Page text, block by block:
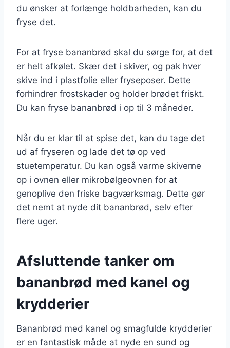
du ønsker at forlænge holdbarheden, kan du
fryse det.
For at fryse bananbrød skal du sørge for, at det
er helt afkølet. Skær det i skiver, og pak hver
skive ind i plastfolie eller fryseposer. Dette
forhindrer frostskader og holder brødet friskt.
Du kan fryse bananbrød i op til 3 måneder.
Når du er klar til at spise det, kan du tage det
ud af fryseren og lade det tø op ved
stuetemperatur. Du kan også varme skiverne
op i ovnen eller mikrobølgeovnen for at
genoplive den friske bagværksmag. Dette gør
det nemt at nyde dit bananbrød, selv efter
flere uger.
Afsluttende tanker om
bananbrød med kanel og
krydderier
Bananbrød med kanel og smagfulde krydderier
er en fantastisk måde at nyde en sund og